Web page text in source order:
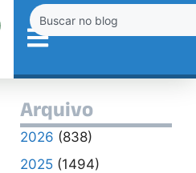
Arquivo
2026 (838)
2025(1494)